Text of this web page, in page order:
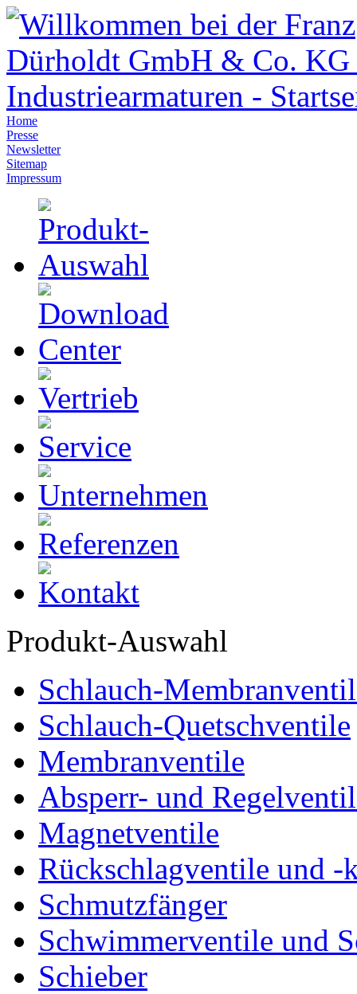
Home
Presse
Newsletter
Sitemap
Impressum
Produkt-Auswahl
Schlauch-
Schlauch-Quetschventile
Membranventile
Absperr- und
Magnetventile
Rückschlagventile und -
Schmutzfänger
Schwimmerventile und
Schieber